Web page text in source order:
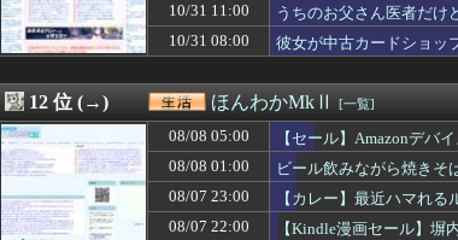
08/07 21:47
お客様を影で「君、ちゃん」呼びする
08/07 21:41
【悲報】表現の自由、どんどん失われ
08/07 21:39
友人の家に遊びに行った日に、引き出
08/07 21:31
「女子トイレに全裸の男がいる」 観
08/07 21:29
私「子供の名前はこれにしようかな」
08/07 21:15
もう二度とやりたくないアルバイトっ
08/07 21:15
義妹夫のお兄さんが草加の集まりにい
1年前に嫁と「子供を作る条件で」結
08/07 21:09
他人の車をあてにするような厚かまし
08/07 21:06
パティシエの専門学校に通っていた嫁
10/31 11:00
うちのお父さん医者だけ
10/31 08:00
彼女が中古カードショッ
12 位 (→) ほんわかMkⅡ [一覧]
08/08 05:00
【セール】Amazonデバ
08/08 01:00
ビール飲みながら焼きそ
08/07 23:00
【カレー】最近ハマれ
08/07 22:00
【Kindle漫画セール】塀